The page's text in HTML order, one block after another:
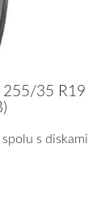
255/35 R19
s diskami